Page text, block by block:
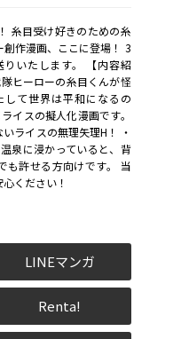
糸目受け好きのための糸
作漫画、ここに登場！ 3
いたします。 【内容紹
ヒーローの糸目くんが怪
して世界は平和になるの
イスの擬人化漫画です。
ライスの無理矢理H！ ・
泉に浸かっていると、背
も許せる方向けです。 当
ください！
LINEマンガ
Renta!